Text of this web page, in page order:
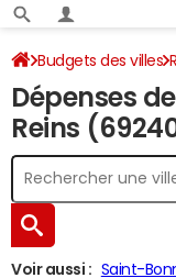
Budgets des villes
Dépenses 2024
Dépenses
Reins
Voir aussi : Saint-